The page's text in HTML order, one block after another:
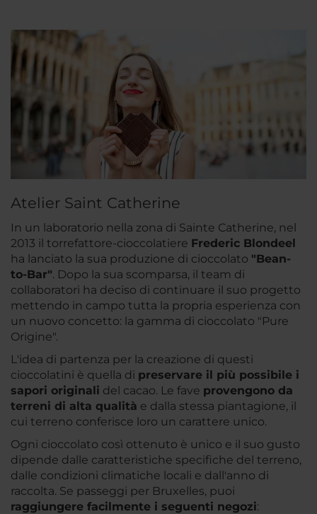
Atelier Saint Catherine
In un laboratorio nella zona di Sainte Catherine, nel
2013 il torrefattore-cioccolatiere Frederic Blondeel
ha lanciato la sua produzione di cioccolato "Bean-
to-Bar". Dopo la sua scomparsa, il team di
collaboratori ha deciso di continuare il suo progetto
mettendo in campo tutta la propria esperienza con
un nuovo concetto: la gamma di cioccolato "Pure
Origine".
L'idea di partenza per la creazione di questi
cioccolatini è quella di preservare il più possibile i
sapori originali del cacao. Le fave provengono da
terreni di alta qualità e dalla stessa piantagione, il
cui terreno conferisce loro un carattere unico.
Ogni cioccolato così ottenuto è unico e il suo gusto
dipende dalle caratteristiche specifiche del terreno,
dalle condizioni climatiche locali e dall'anno di
raccolta. Se passeggi per Bruxelles, puoi
raggiungere facilmente i seguenti negozi: